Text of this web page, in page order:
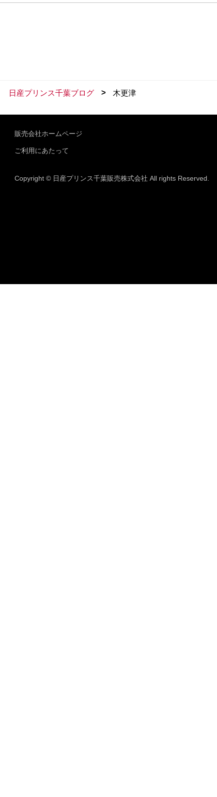
日産プリンス千葉ブログ > 木更津
販売会社ホームページ
ご利用にあたって
Copyright © 日産プリンス千葉販売株式会社 All rights Reserved.